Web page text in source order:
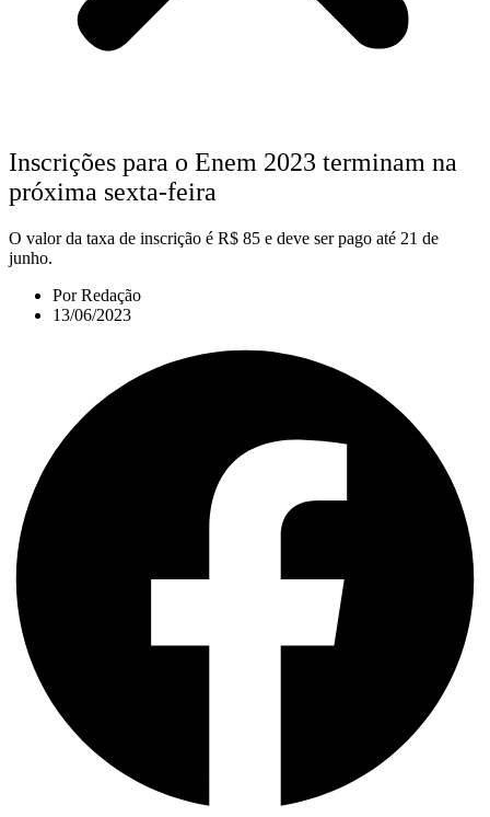
Inscrições para o Enem 2023 terminam na
próxima sexta-feira
O valor da taxa de inscrição é R$ 85 e deve ser pago até 21 de
junho.
PorRedação
13/06/2023